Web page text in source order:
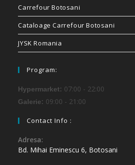
Carrefour Botosani
Cataloage Carrefour Botosani
JYSK Romania
Program:
Hypermarket: 07:00 - 22:00
Galerie: 09:00 - 21:00
Contact Info :
Adresa:
Bd. Mihai Eminescu 6, Botosani